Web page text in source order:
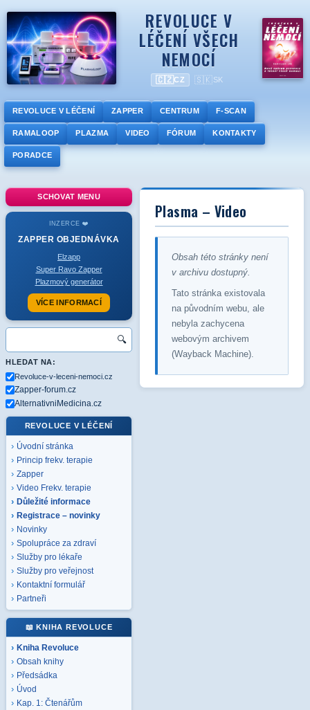
REVOLUCE V
LÉČENÍ VŠECH
NEMOCÍ
🇨🇿CZ 🇸🇰SK
REVOLUCE V LÉČENÍ ZAPPER CENTRUM F-SCAN
RAMALOOP PLAZMA VIDEO FÓRUM KONTAKTY
PORADCE
SCHOVAT MENU
INZERCE ❤️
ZAPPER OBJEDNÁVKA
Elzapp
Super Ravo Zapper
Plazmový generátor
VÍCE INFORMACÍ
🔍
HLEDAT NA:
Revoluce-v-leceni-nemoci.cz
Zapper-forum.cz
AlternativniMedicina.cz
REVOLUCE V LÉČENÍ
Úvodní stránka
Princip frekv. terapie
Zapper
Video Frekv. terapie
Důležité informace
Registrace – novinky
Novinky
Spolupráce za zdraví
Služby pro lékaře
Služby pro veřejnost
Kontaktní formulář
Partneři
📖 KNIHA REVOLUCE
Kniha Revoluce
Obsah knihy
Předsádka
Úvod
Kap. 1: Čtenářům
Plasma – Video
Obsah této stránky není
v archivu dostupný.
Tato stránka existovala
na původním webu, ale
nebyla zachycena
webovým archivem
(Wayback Machine).